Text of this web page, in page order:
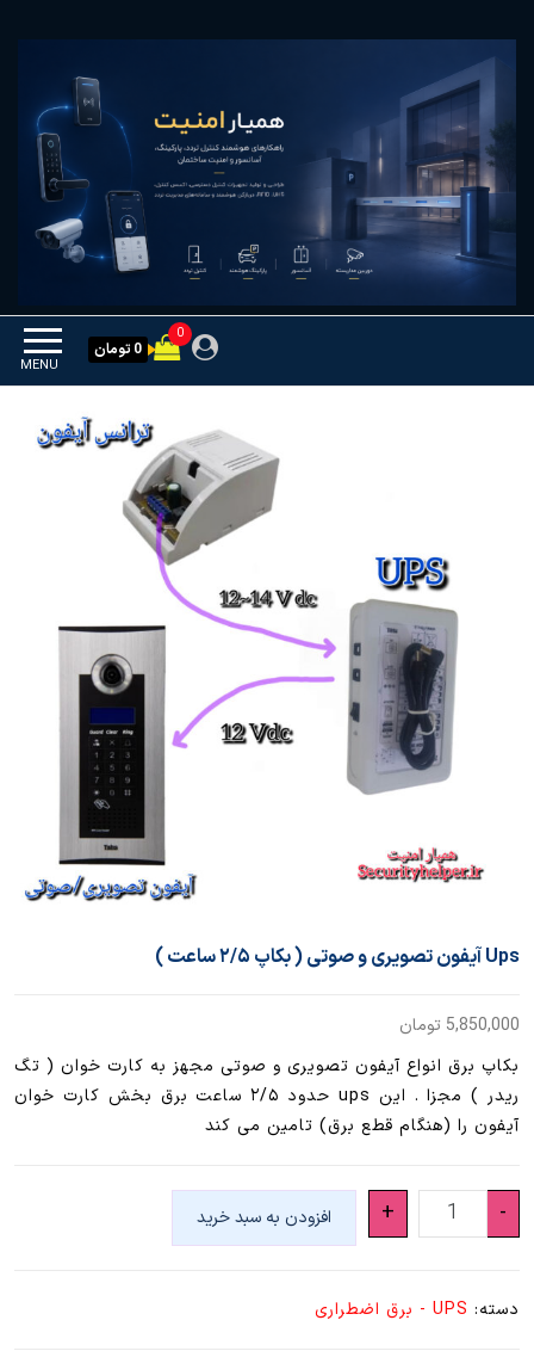
همیار امنیت
MENU
0
0 تومان
Ups آیفون تصویری و صوتی ( بکاپ ۲/۵ ساعت )
5,850,000 تومان
بکاپ برق انواع آیفون تصویری و صوتی مجهز به کارت خوان ( تگ
ریدر ) مجزا . این ups حدود ۲/۵ ساعت برق بخش کارت خوان
آیفون را (هنگام قطع برق) تامین می کند
-
آیفون
+ افزودن به سبد خرید
دسته: UPS - برق اضطراری